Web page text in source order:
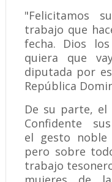
"Felicitamos
trabajo que
fecha. Dios
quiera que
diputada por
República
De su parte, el
Confidente
el gesto
pero sobre
trabajo